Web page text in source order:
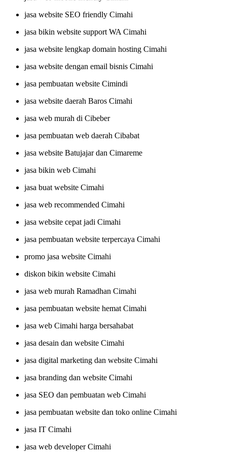
jasa website SEO friendly Cimahi
jasa bikin website support WA Cimahi
jasa website lengkap domain hosting Cimahi
jasa website dengan email bisnis Cimahi
jasa pembuatan website Cimindi
jasa website daerah Baros Cimahi
jasa web murah di Cibeber
jasa pembuatan web daerah Cibabat
jasa website Batujajar dan Cimareme
jasa bikin web Cimahi
jasa buat website Cimahi
jasa web recommended Cimahi
jasa website cepat jadi Cimahi
jasa pembuatan website terpercaya Cimahi
promo jasa website Cimahi
diskon bikin website Cimahi
jasa web murah Ramadhan Cimahi
jasa pembuatan website hemat Cimahi
jasa web Cimahi harga bersahabat
jasa desain dan website Cimahi
jasa digital marketing dan website Cimahi
jasa branding dan website Cimahi
jasa SEO dan pembuatan web Cimahi
jasa pembuatan website dan toko online Cimahi
jasa IT Cimahi
jasa web developer Cimahi